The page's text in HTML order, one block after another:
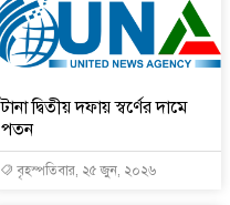
টানা দ্বিতীয় দফায় স্বর্ণের দামে
পতন
বৃহস্পতিবার, ২৫ জুন, ২০২৬